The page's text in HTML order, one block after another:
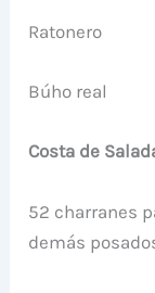
Ratonero
Búho real
Costa de
52 charranes
demás